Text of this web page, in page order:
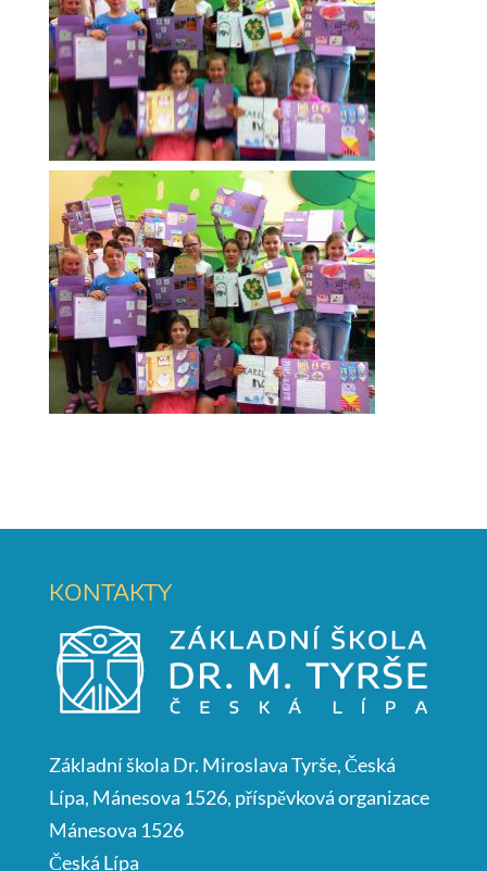
KONTAKTY
Základní škola Dr. Miroslava Tyrše, Česká
Lípa, Mánesova 1526, příspěvková organizace
Mánesova 1526
Česká Lípa